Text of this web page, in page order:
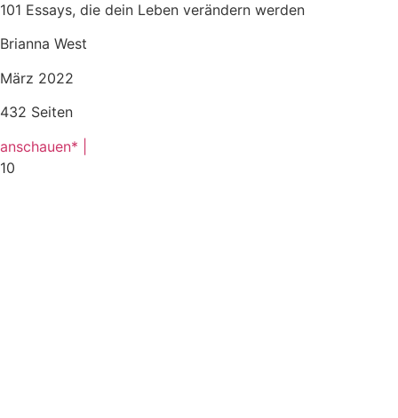
101 Essays, die dein Leben verändern werden
Brianna West
März 2022
432 Seiten
anschauen* |
10